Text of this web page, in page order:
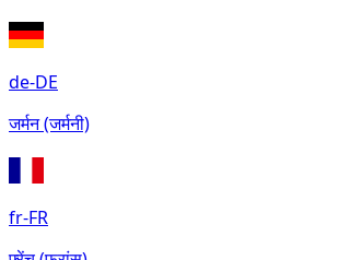
de-DE
जर्मन (जर्मनी)
fr-FR